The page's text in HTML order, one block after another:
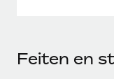
Feiten en